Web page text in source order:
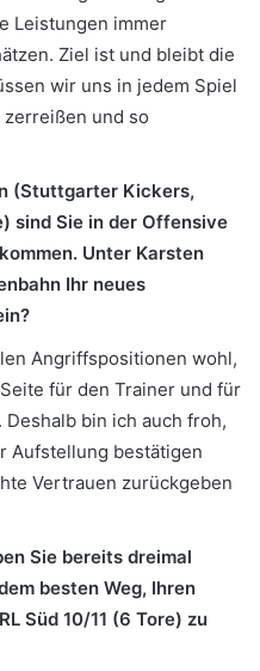
Leistungen immer
Ziel ist und bleibt die
wir uns in jedem Spiel
und so
(Stuttgarter Kickers,
sind Sie in der Offensive
Unter Karsten
Ihr neues
Angriffspositionen wohl,
für den Trainer und für
bin ich auch froh,
Aufstellung bestätigen
Vertrauen zurückgeben
Sie bereits dreimal
besten Weg, Ihren
Süd 10/11 (6 Tore) zu